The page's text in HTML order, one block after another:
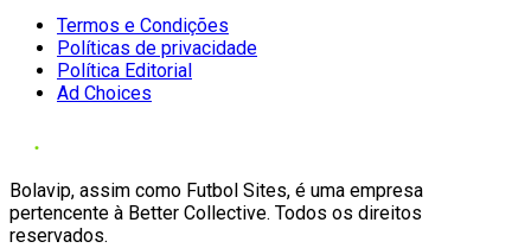
Termos e Condições
Políticas de privacidade
Política Editorial
Ad Choices
Bolavip, assim como Futbol Sites, é uma empresa
pertencente à Better Collective. Todos os direitos
reservados.